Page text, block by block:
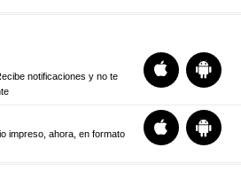
notificaciones y no te
impreso, ahora, en formato